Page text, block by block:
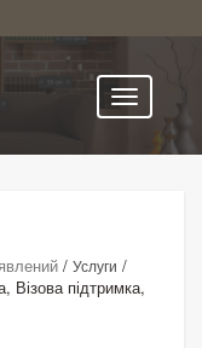
/ Услуги /
Візова підтримка,